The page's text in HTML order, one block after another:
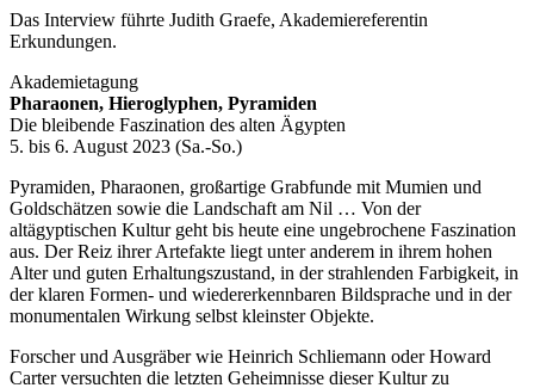
Das Interview führte Judith Graefe, Akademiereferentin
Erkundungen.
Akademietagung
Pharaonen, Hieroglyphen, Pyramiden
Die bleibende Faszination des alten Ägypten
5. bis 6. August 2023 (Sa.-So.)
Pyramiden, Pharaonen, großartige Grabfunde mit Mumien und
Goldschätzen sowie die Landschaft am Nil … Von der
altägyptischen Kultur geht bis heute eine ungebrochene Faszination
aus. Der Reiz ihrer Artefakte liegt unter anderem in ihrem hohen
Alter und guten Erhaltungszustand, in der strahlenden Farbigkeit, in
der klaren Formen- und wiedererkennbaren Bildsprache und in der
monumentalen Wirkung selbst kleinster Objekte.
Forscher und Ausgräber wie Heinrich Schliemann oder Howard
Carter versuchten die letzten Geheimnisse dieser Kultur zu